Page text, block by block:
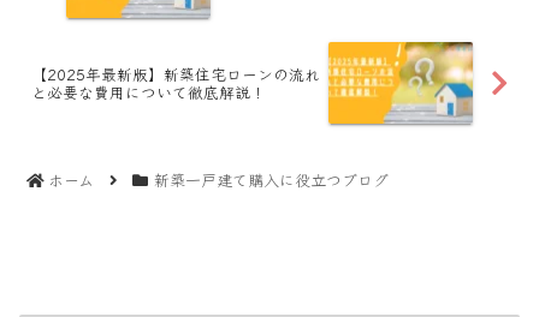
【2025年最新版】新築住宅ローンの流れ
と必要な費用について徹底解説！
ホーム 新築一戸建て購入に役立つブログ